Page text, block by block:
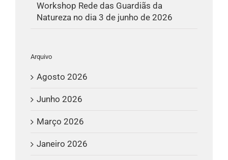
Workshop Rede das Guardiãs da
Natureza no dia 3 de junho de 2026
Arquivo
Agosto 2026
Junho 2026
Março 2026
Janeiro 2026